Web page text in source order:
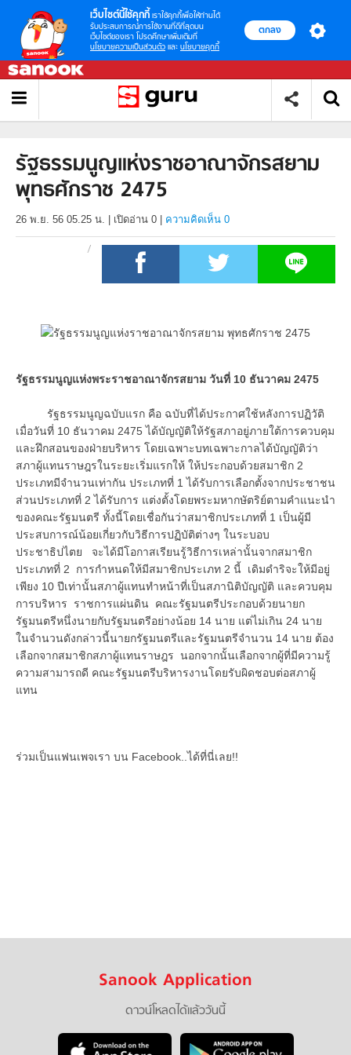
เว็บไซต์นี้ใช้คุกกี้ เราใช้คุกกี้เพื่อให้ท่านได้
รับประสบการณ์การใช้งานที่ดีที่สุดบน
เว็บไซต์ของเรา โปรดศึกษาเพิ่มเติมที่
นโยบายความเป็นส่วนตัว และ นโยบายคุกกี้
ตกลง
รัฐธรรมนูญแห่งราชอาณาจักรสยาม
พุทธศักราช 2475
26 พ.ย. 56 05.25 น. เปิดอ่าน 0 ความคิดเห็น 0
รัฐธรรมนูญแห่งพระราชอาณาจักรสยาม วันที่ 10 ธันวาคม 2475
รัฐธรรมนูญฉบับแรก คือ ฉบับที่ได้ประกาศใช้หลังการปฏิวัติ
เมื่อวันที่ 10 ธันวาคม 2475 ได้บัญญัติให้รัฐสภาอยู่ภายใต้การควบคุม
และฝึกสอนของฝ่ายบริหาร โดยเฉพาะบทเฉพาะกาลได้บัญญัติว่า
สภาผู้แทนราษฎรในระยะเริ่มแรกให้ ให้ประกอบด้วยสมาชิก 2
ประเภทมีจำนวนเท่ากัน ประเภทที่ 1 ได้รับการเลือกตั้งจากประชาชน
ส่วนประเภทที่ 2 ได้รับการ แต่งตั้งโดยพระมหากษัตริย์ตามคำแนะนำ
ของคณะรัฐมนตรี ทั้งนี้โดยเชื่อกันว่าสมาชิกประเภทที่ 1 เป็นผู้มี
ประสบการณ์น้อยเกี่ยวกับวิธีการปฏิบัติต่างๆ ในระบอบ
ประชาธิปไตย จะได้มีโอกาสเรียนรู้วิธีการเหล่านั้นจากสมาชิก
ประเภทที่ 2 การกำหนดให้มีสมาชิกประเภท 2 นี้ เดิมดำริจะให้มีอยู่
เพียง 10 ปีเท่านั้นสภาผู้แทนทำหน้าที่เป็นสภานิติบัญญัติ และควบคุม
การบริหาร ราชการแผ่นดิน คณะรัฐมนตรีประกอบด้วยนายก
รัฐมนตรีหนึ่งนายกับรัฐมนตรีอย่างน้อย 14 นาย แต่ไม่เกิน 24 นาย
ในจำนวนดังกล่าวนี้นายกรัฐมนตรีและรัฐมนตรีจำนวน 14 นาย ต้อง
เลือกจากสมาชิกสภาผู้แทนราษฎร นอกจากนั้นเลือกจากผู้ที่มีความรู้
ความสามารถดี คณะรัฐมนตรีบริหารงานโดยรับผิดชอบต่อสภาผู้
แทน
ร่วมเป็นแฟนเพจเรา บน Facebook..ได้ที่นี่เลย!!
Sanook Application
ดาวน์โหลดได้แล้ววันนี้